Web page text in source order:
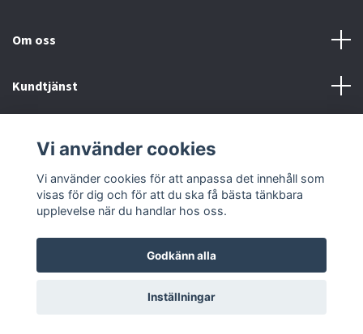
Om oss
Kundtjänst
Sociala medier
© 2026 Onstyle
Vi använder cookies
Vi använder cookies för att anpassa det innehåll som
visas för dig och för att du ska få bästa tänkbara
upplevelse när du handlar hos oss.
Godkänn alla
Inställningar